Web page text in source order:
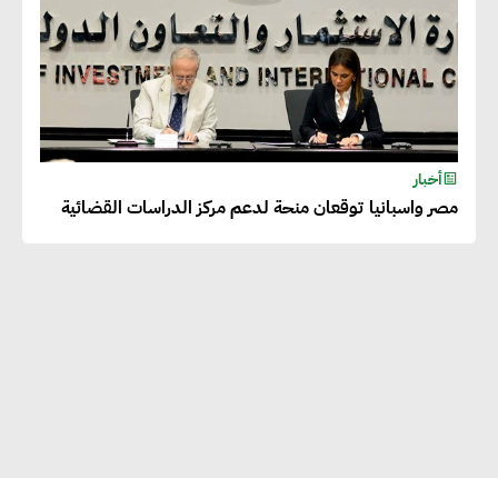
أخبار
مصر واسبانيا توقعان منحة لدعم مركز الدراسات القضائية